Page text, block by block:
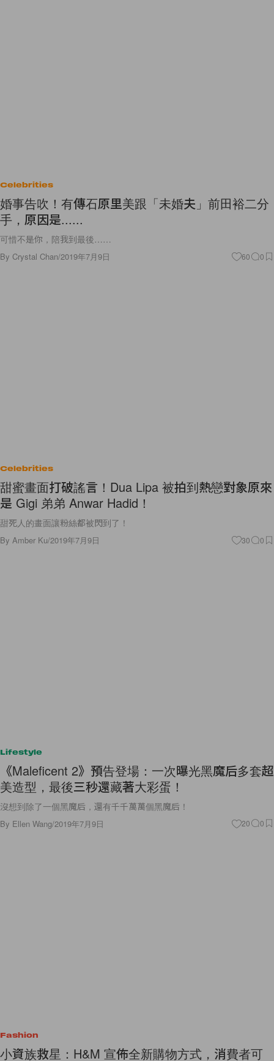
Celebrities
婚事告吹！有傳石原里美跟「未婚夫」前田裕二分
手，原因是......
可惜不是你，陪我到最後……
By Crystal Chan/2019年7月9日 60 0
Celebrities
甜蜜畫面打破謠言！Dua Lipa 被拍到熱戀對象原來
是 Gigi 弟弟 Anwar Hadid！
甜死人的畫面讓粉絲都被閃到了！
By Amber Ku/2019年7月9日 30 0
Lifestyle
《Maleficent 2》預告登場：一次曝光黑魔后多套超
美造型，最後三秒還藏著大彩蛋！
沒想到除了一個黑魔后，還有千千萬萬個黑魔后！
By Ellen Wang/2019年7月9日 20 0
Fashion
小資族救星：H&M 宣佈全新購物方式，消費者可